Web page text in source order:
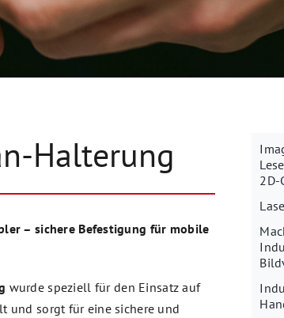
Halterung
– sichere Befestigung für mobile
wurde speziell für den Einsatz auf
und sorgt für eine sichere und
2D-